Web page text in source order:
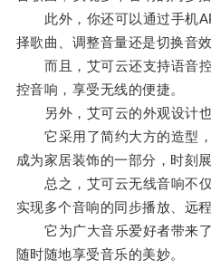
此外，你还可以通过手机
择歌曲、调整音量还是切换音
而且，艾可云还支持语音控
控音响，享受无线的便捷。
另外，艾可云的外观设计也
它采用了简约大方的造型，
成为家居装饰的一部分，时刻
总之，艾可云无线音响不仅
实现多个音响的同步播放、远
它为广大音乐爱好者带来了
随时随地享受音乐的美妙。